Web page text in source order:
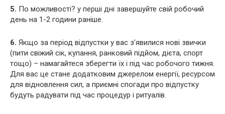
5. По можливості? у перші дні завершуйте свій робочий
день на 1-2 години раніше.
6. Якщо за період відпустки у вас з’явилися нові звички
(пити свіжий сік, купання, ранковий підйом, дієта, спорт
тощо) – намагайтеся зберегти їх і під час робочого тижня.
Для вас це стане додатковим джерелом енергії, ресурсом
для відновлення сил, а приємні спогади про відпустку
будуть радувати під час процедур і ритуалів.